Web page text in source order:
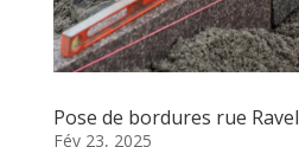
Pose de bordures rue Ravel
Fév 23, 2025